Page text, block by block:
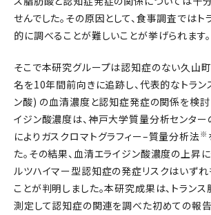
せんでした。その原因として、食事調査では
的に調べることが難しいことが挙げられます。
そこで本研究グループは認知症のない久山
名を10年間前向きに追跡し、代表的なトラ
ン酸) の血清濃度と認知症発症の関係を検討
イジン酸濃度は、神戸大学質量分析センタ
によりガスクロマトグラフィー–質量分析法 ※
た。その結果、血清エライジン酸濃度の上昇
ルツハイマー型認知症の発症リスクはいず
ことが判明しました。本研究成果は、トラン
測定して認知症の関連を調べた初めての報告